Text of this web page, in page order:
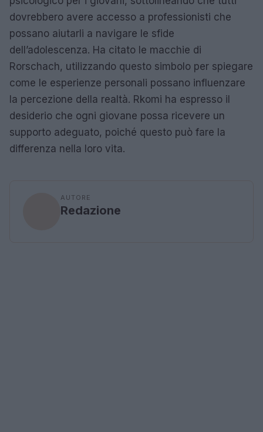
dovrebbero avere accesso a professionisti che
possano aiutarli a navigare le sfide
dell’adolescenza. Ha citato le macchie di
Rorschach, utilizzando questo simbolo per spiegare
come le esperienze personali possano influenzare
la percezione della realtà. Rkomi ha espresso il
desiderio che ogni giovane possa ricevere un
supporto adeguato, poiché questo può fare la
differenza nella loro vita.
AUTORE
Redazione